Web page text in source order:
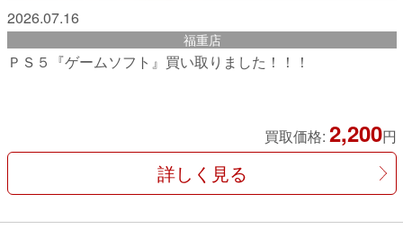
2026.07.16
福重店
ＰＳ５『ゲームソフト』買い取りました！！！
買取価格: 2,200円
詳しく見る